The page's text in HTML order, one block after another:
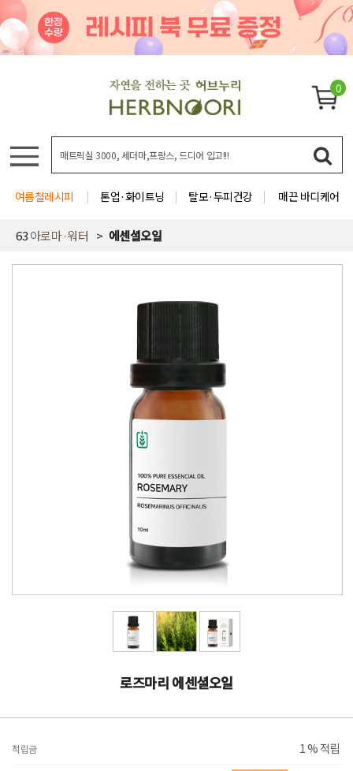
0
여름철레시피 톤업·화이트닝 탈모·두피건강 매끈 바디케어
63아로마·워터 에센셜오일
로즈마리 에센셜오일
적립금 1 % 적립